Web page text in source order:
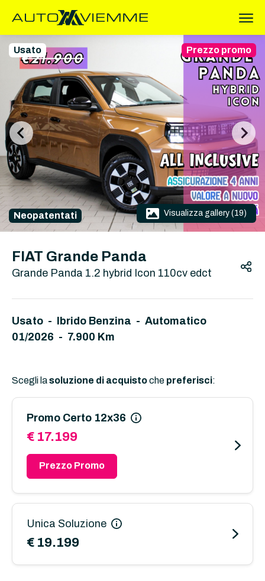
Usato Prezzo promo
Neopatentati Visualizza gallery (19)
FIAT Grande Panda
Grande Panda 1.2 hybrid Icon 110cv edct
Usato - Ibrido Benzina - Automatico
01/2026 - 7.900 Km
Scegli lasoluzione di acquistoche preferisci:
Promo Certo 12x36
€ 17.199
Prezzo Promo
Unica Soluzione
€ 19.199